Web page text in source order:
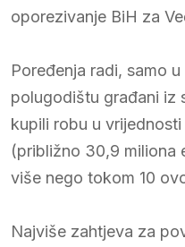
oporezivanje BiH za
Poređenja radi, samo
polugodištu građani iz
kupili robu u
(približno 30,9 miliona
više nego tokom 10
Najviše zahtjeva za